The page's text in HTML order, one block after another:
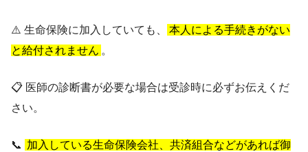
⚠️ 生命保険に加入していても、
本人による手続きがない
と給付されません 。
📋 医師の診断書が必要な場合は受診時に必ずお伝えくだ
さい。
📞 加入している生命保険会社、共済組合などがあれば御